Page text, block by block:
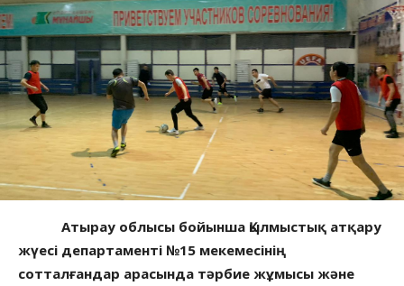
Атырау облысы бойынша Қылмыстық атқару
жүесі департаменті №15 мекемесінің
сотталғандар арасында тәрбие жұмысы және